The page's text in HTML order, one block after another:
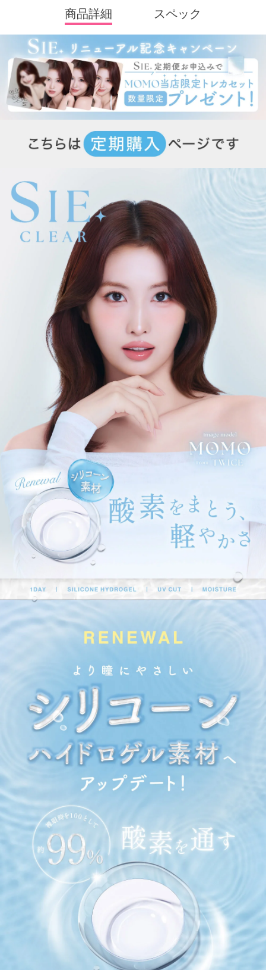
裸眼に近い快適さでトレンド感のある目元を叶えるSIE.（シー）
は毎日のマストアイテムになること間違いなしのコンタクトレン
ズブランドです。
※ 軸固定技術を利用することでレンズの回転を抑え定位置で安定
させます。
商品詳細 スペック